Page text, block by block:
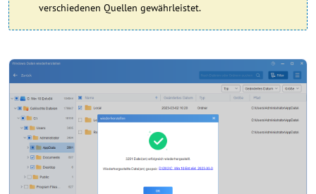
verschiedenen Quellen gewährleistet.